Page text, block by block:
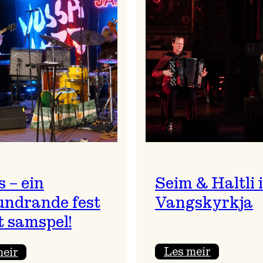
– ein
fest
samspel!
:
Seim & Haltli i
Vangskyrkja
Les meir: